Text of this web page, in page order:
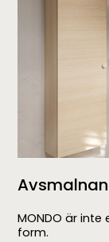
MONDO är
form.